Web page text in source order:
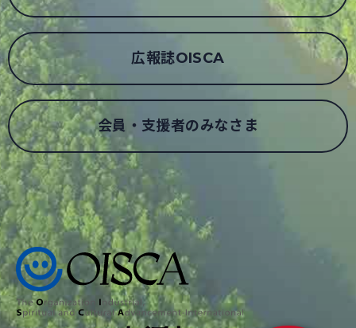
広報誌OISCA
会員・支援者のみなさま